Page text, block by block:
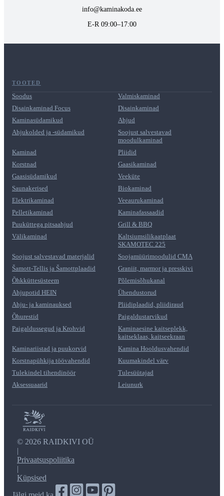
info@kaminakoda.ee
E-R 09:00–17:00
TOOTED
Soodus
Valmiskaminad
Disainkaminad Focus
Disainkaminad
Kaminasüdamikud
Ahjud
Ahjukolded ja -südamikud
Soojust salvestavad
moodulkaminad
Kaminad
Pliidid
Korstnad
Gaasikaminad
Gaasisüdamikud
Veeküte
Saunakerised
Biokaminad
Elektrikaminad
Veeaurukaminad
Pelletikaminad
Kaminafassaadid
Puuküttega pitsaahjud
Grill & BBQ
Välikaminad
Kaltsiumsilikaatplaat
SKAMOTEC 225
Soojust salvestavad materjalid
Soojamüürimoodulid CMA
Šamott-Tellis ja Šamottplaadid
Graniit, marmor ja presskivi
Õhkküttesüsteem
Põlemisõhukanal
Ahjupotid HEIN
Ühendustorud
Ahju- ja kaminauksed
Pliidiplaadid, pliidiraud
Õhurestid
Paigaldustarvikud
Paigaldussegud ja Krohvid
Kaminaesine kaitseplekk,
kaitseklaas, kaitseekraan
Kaminariistad ja puukorvid
Kamina Hooldusvahendid
Korstnapühkija töövahendid
Kuumakindel värv
Tulekindel tihendinöör
Tulesüütajad
Aksessuaarid
Leiunurk
© 2026 RAIDKIVI OÜ
|
Privaatsuspoliitika
|
Küpsised